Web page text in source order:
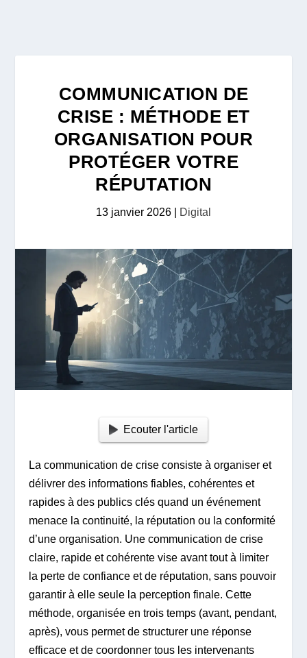
COMMUNICATION DE
CRISE : MÉTHODE ET
ORGANISATION POUR
PROTÉGER VOTRE
RÉPUTATION
13 janvier 2026 Digital
Ecouter l'article
La communication de crise consiste à organiser et
délivrer des informations fiables, cohérentes et
rapides à des publics clés quand un événement
menace la continuité, la réputation ou la conformité
d’une organisation. Une communication de crise
claire, rapide et cohérente vise avant tout à limiter
la perte de confiance et de réputation, sans pouvoir
garantir à elle seule la perception finale. Cette
méthode, organisée en trois temps (avant, pendant,
après), vous permet de structurer une réponse
efficace et de coordonner tous les intervenants